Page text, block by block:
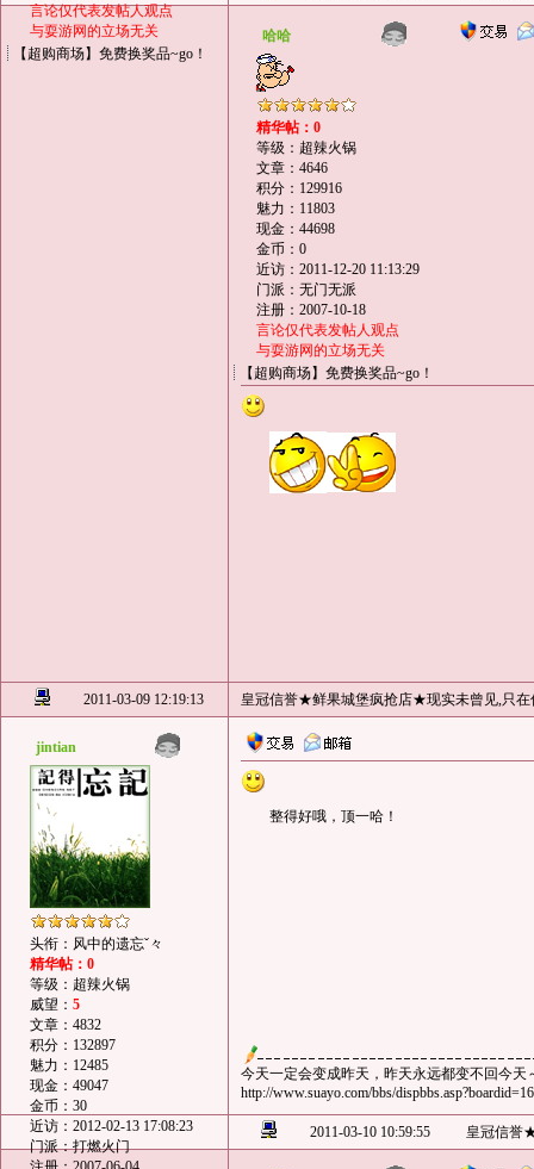
言论仅代表发帖人观点
与耍游网的立场无关
【超购商场】免费换奖品~go！
哈哈
精华帖：0
等级：超辣火锅
文章：4646
积分：129916
魅力：11803
现金：44698
金币：0
近访：2011-12-20 11:13:29
门派：无门无派
注册：2007-10-18
言论仅代表发帖人观点
与耍游网的立场无关
【超购商场】免费换奖品~go！
2011-03-09 12:19:13 皇冠信誉★鲜果城堡疯抢店★现实未曾见,只在
jintian
头衔：风中的遗忘ˇ々
精华帖：0
等级：超辣火锅
威望： 5
文章：4832
积分：132897
魅力：12485
现金：49047
金币：30
近访：2012-02-13 17:08:23
门派：打燃火门
整得好哦，顶一哈！
今天一定会变成昨天，昨天永远都变不回今天
http://www.suayo.com/bbs/
2011-03-10 10:59:55 皇冠信誉